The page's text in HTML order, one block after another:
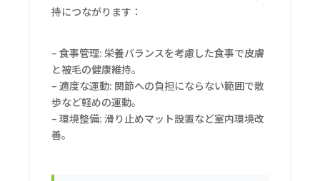
持につながります：
– 食事管理: 栄養バランスを考慮した食事で皮膚
と被毛の健康維持。
– 適度な運動: 関節への負担にならない範囲で散
歩など軽めの運動。
– 環境整備: 滑り止めマット設置など室内環境改
善。